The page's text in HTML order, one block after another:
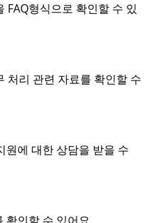
FAQ형식으로 확인할 수 있
처리 관련 자료를 확인할 수
원에 대한 상담을 받을 수